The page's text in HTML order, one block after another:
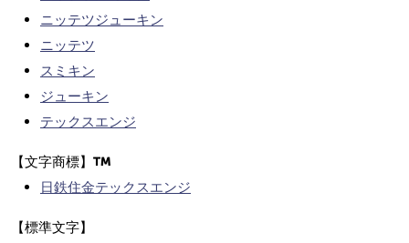
ニッテツジューキン
ニッテツ
スミキン
ジューキン
テックスエンジ
【文字商標】
日鉄住金テックスエンジ
【標準文字】